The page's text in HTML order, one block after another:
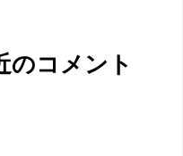
楽しみにし […]
のコメント